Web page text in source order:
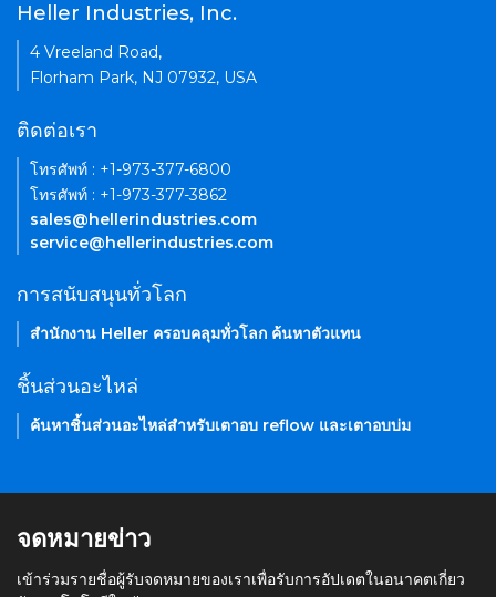
Heller Industries, Inc.
4 Vreeland Road,
Florham Park, NJ 07932, USA
ติดต่อเรา
โทรศัพท์ : +1-973-377-6800
โทรศัพท์ : +1-973-377-3862
sales@hellerindustries.com
service@hellerindustries.com
การสนับสนุนทั่วโลก
สำนักงาน Heller ครอบคลุมทั่วโลก ค้นหาตัวแทน
ชิ้นส่วนอะไหล่
ค้นหาชิ้นส่วนอะไหล่สำหรับเตาอบ reflow และเตาอบบ่ม
จดหมายข่าว
เข้าร่วมรายชื่อผู้รับจดหมายของเราเพื่อรับการอัปเดตในอนาคตเกี่ยว